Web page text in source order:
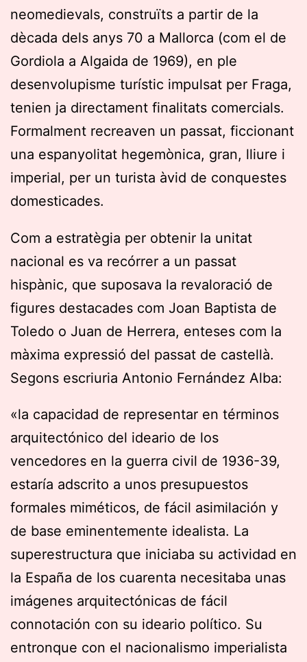
neomedievals, construïts a partir de la
dècada dels anys 70 a Mallorca (com el de
Gordiola a Algaida de 1969), en ple
desenvolupisme turístic impulsat per Fraga,
tenien ja directament finalitats comercials.
Formalment recreaven un passat, ficcionant
una espanyolitat hegemònica, gran, lliure i
imperial, per un turista àvid de conquestes
domesticades.
Com a estratègia per obtenir la unitat
nacional es va recórrer a un passat
hispànic, que suposava la revaloració de
figures destacades com Joan Baptista de
Toledo o Juan de Herrera, enteses com la
màxima expressió del passat de castellà.
Segons escriuria Antonio Fernández Alba:
«la capacidad de representar en términos
arquitectónico del ideario de los
vencedores en la guerra civil de 1936-39,
estaría adscrito a unos presupuestos
formales miméticos, de fácil asimilación y
de base eminentemente idealista. La
superestructura que iniciaba su actividad en
la España de los cuarenta necesitaba unas
imágenes arquitectónicas de fácil
connotación con su ideario político. Su
entronque con el nacionalismo imperialista